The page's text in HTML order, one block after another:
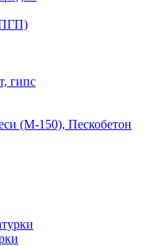
гипс
(М-150), Пескобетон